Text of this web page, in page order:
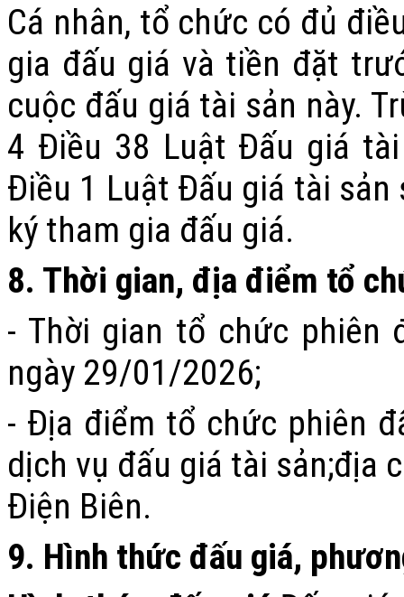
Cá nhân, tổ chức có đủ
gia đấu giá và tiền đặt
cuộc đấu giá tài sản này.
4 Điều 38 Luật Đấu giá
Điều 1 Luật Đấu giá tài sản
ký tham gia đấu giá.
8. Thời gian, địa điểm tổ
- Thời gian tổ chức phiên
ngày 29/01/2026;
- Địa điểm tổ chức phiên
dịch vụ đấu giá tài sản;địa
Điện Biên.
9. Hình thức đấu giá,